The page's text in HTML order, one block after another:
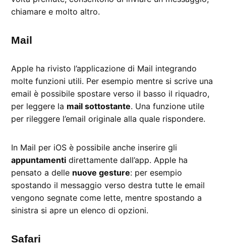
chiamare e molto altro.
Mail
Apple ha rivisto l’applicazione di Mail integrando
molte funzioni utili. Per esempio mentre si scrive una
email è possibile spostare verso il basso il riquadro,
per leggere la mail sottostante. Una funzione utile
per rileggere l’email originale alla quale rispondere.
In Mail per iOS è possibile anche inserire gli
appuntamenti direttamente dall’app. Apple ha
pensato a delle nuove gesture: per esempio
spostando il messaggio verso destra tutte le email
vengono segnate come lette, mentre spostando a
sinistra si apre un elenco di opzioni.
Safari